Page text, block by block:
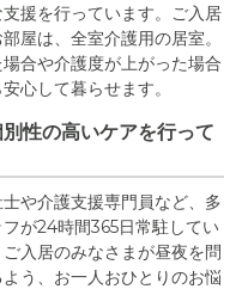
援を行っています。ご入居
屋は、全室介護用の居室。
合や介護度が上がった場合
心して暮らせます。
性の高いケアを行って
や介護支援専門員など、多
が24時間365日常駐してい
入居のみなさまが昼夜を問
う、お一人おひとりのお悩